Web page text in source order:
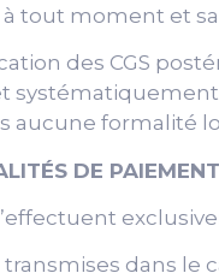
à tout moment et
des CGS
systématiquement
aucune formalité
DE
dans le